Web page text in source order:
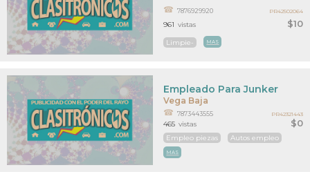
$10
7876929920
Limpie- MAS
961 vistas
PR42502064
Vega Baja
$0
Empleado Para Junker
7873443555
Empleo piezas Autos empleo
MAS
465 vistas
PR42321443